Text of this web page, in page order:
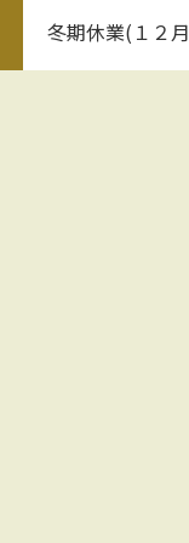
冬期休業(１２